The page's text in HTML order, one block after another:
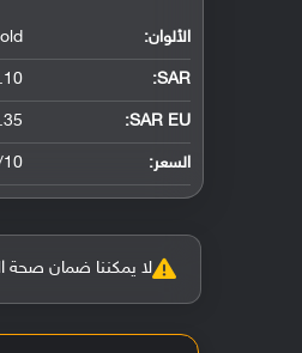
الألوان:
SAR
:
1.01 W/kg (body) &amp;nbsp; &amp;nbsp;
SAR EU:
1.39 W/kg (body) &amp;nbsp; &amp;nbsp;
السعر: 280 EUR)
لا يمكننا ضمان صحة